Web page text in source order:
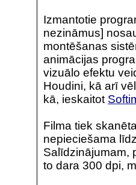
Izmantotie
nezināmus]
montēšanas
animācijas
vizuālo efektu
Houdini, kā arī
kā, ieskaitot
Filma tiek
nepieciešama
Salīdzinājumam,
to dara 300 dpi,